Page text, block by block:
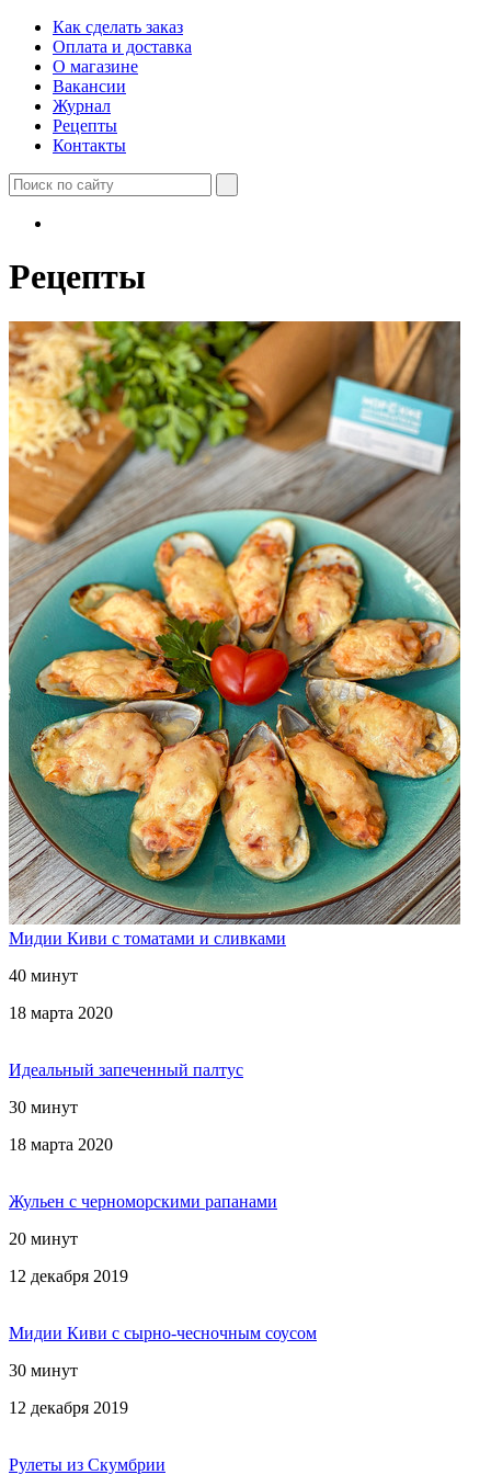
Как сделать заказ
Оплата и доставка
О магазине
Вакансии
Журнал
Рецепты
Контакты
Рецепты
Мидии Киви с томатами и сливками
40 минут
18 марта 2020
Идеальный запеченный палтус
30 минут
18 марта 2020
Жульен с черноморскими рапанами
20 минут
12 декабря 2019
Мидии Киви с сырно-чесночным соусом
30 минут
12 декабря 2019
Рулеты из Скумбрии